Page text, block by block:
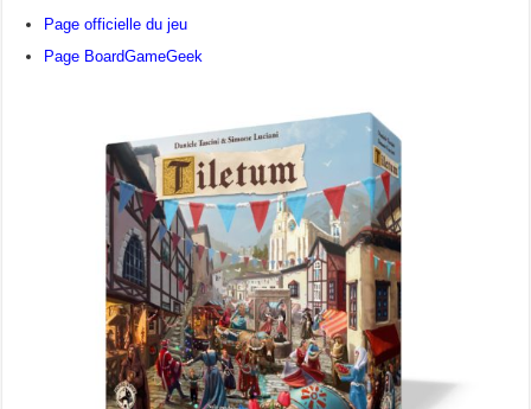
Page officielle du jeu
Page BoardGameGeek